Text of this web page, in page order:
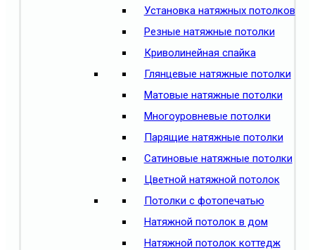
Установка натяжных потолков
Резные натяжные потолки
Криволинейная спайка
Глянцевые натяжные потолки
Матовые натяжные потолки
Многоуровневые потолки
Парящие натяжные потолки
Сатиновые натяжные потолки
Цветной натяжной потолок
Потолки с фотопечатью
Натяжной потолок в дом
Натяжной потолок коттедж